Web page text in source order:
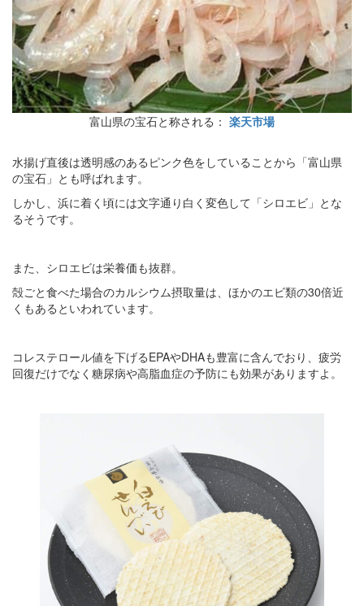
富山県の宝石と称される： 楽天市場
水揚げ直後は透明感のあるピンク色をしていることから「富山県
の宝石」とも呼ばれます。
しかし、浜に着く頃には文字通り白く変色して「シロエビ」とな
るそうです。
また、シロエビは栄養価も抜群。
殻ごと食べた場合のカルシウム摂取量は、ほかのエビ類の30倍近
くもあるといわれています。
コレステロール値を下げるEPAやDHAも豊富に含んでおり、疲労
回復だけでなく糖尿病や高脂血症の予防にも効果がありますよ。